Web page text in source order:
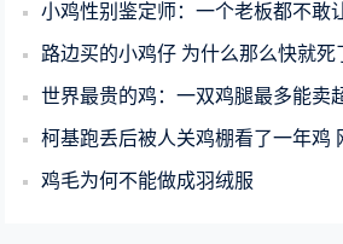
小鸡性别鉴定师：一个老板都不敢让加班
路边买的小鸡仔 为什么那么快就死了：真
世界最贵的鸡：一双鸡腿最多能卖
柯基跑丢后被人关鸡棚看了一年鸡 网友：
鸡毛为何不能做成羽绒服